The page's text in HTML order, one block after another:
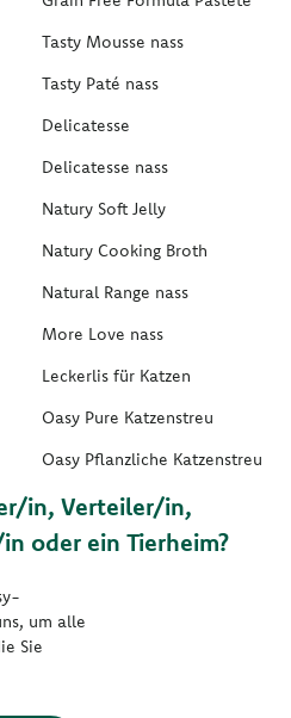
Tasty Mousse nass
Tasty Paté nass
Delicatesse
Delicatesse nass
Natury Soft Jelly
Natury Cooking Broth
Natural Range nass
More Love nass
Leckerlis für Katzen
Oasy Pure Katzenstreu
Oasy Pflanzliche Katzenstreu
in, Verteiler/in,
oder ein Tierheim?
um alle
Sie